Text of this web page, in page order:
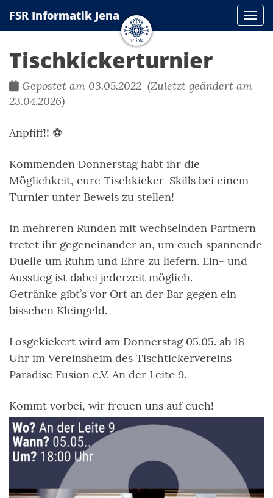
FSR Informatik Jena
Tischkickerturnier
Gepostet am 03.05.2022 (Zuletzt geändert am
23.04.2026)
Anpfiff!! ⚽
Kommenden Donnerstag habt ihr die
Möglichkeit, eure Tischkicker-Skills bei einem
Turnier unter Beweis zu stellen!
In mehreren Runden mit wechselnden Partnern
tretet ihr gegeneinander an, um euch spannende
Duelle um Ruhm und Ehre zu liefern. Ein- und
Ausstieg ist dabei jederzeit möglich.
Getränke gibt’s vor Ort an der Bar gegen ein
bisschen Kleingeld.
Losgekickert wird am Donnerstag 05.05. ab 18
Uhr im Vereinsheim des Tischtickervereins
Paradise Fusion e.V. An der Leite 9.
Kommt vorbei, wir freuen uns auf euch!